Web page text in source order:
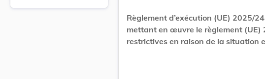
Règlement d’exécution (UE) 2025/
mettant en œuvre le règlement (UE)
restrictives en raison de la situation